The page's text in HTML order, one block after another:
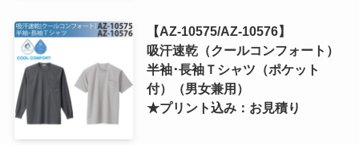
【AZ-10575/AZ-10576】
吸汗速乾（クールコンフォート）
半袖･長袖Ｔシャツ（ポケット
付）（男女兼用）
★プリント込み：お見積り